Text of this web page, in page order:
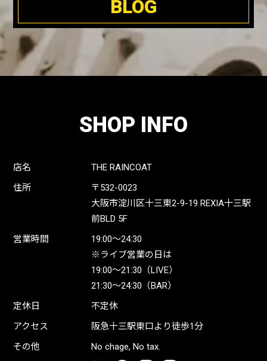
BLOG
SHOP INFO
店名
THE RAINCOAT
住所
〒532-0023
大阪市淀川区十三東2-9-19 REXIA十三駅
前BLD 5F
営業時間
19:00〜24:30
※ライブ営業の日は
19:00〜21:30（LIVE）
21:30〜24:30（BAR）
定休日
不定休
アクセス
阪急十三駅東口より徒歩1分
その他
No chage, No tax.